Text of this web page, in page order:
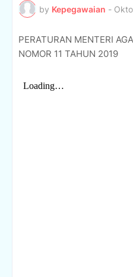
by Kepegawaian -
PERATURAN MENTERI
NOMOR 11 TAHUN 2019